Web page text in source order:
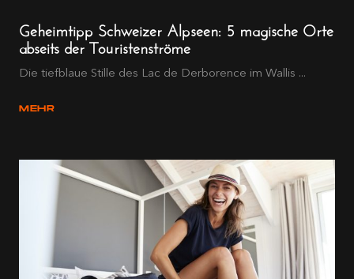
Geheimtipp Schweizer Alpseen: 5 magische Orte
abseits der Touristenströme
Die tiefblaue Stille des Lac de Derborence im Wallis ...
MEHR